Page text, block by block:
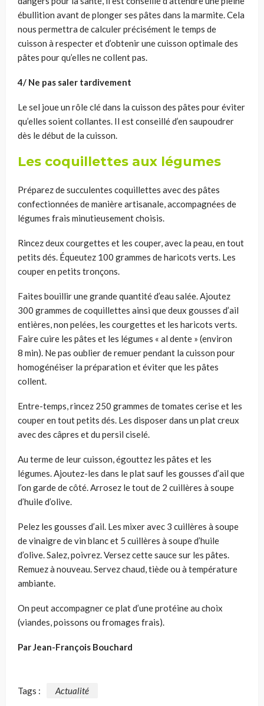
ébullition avant de plonger ses pâtes dans la marmite. Cela
nous permettra de calculer précisément le temps de
cuisson à respecter et d’obtenir une cuisson optimale des
pâtes pour qu’elles ne collent pas.
4/ Ne pas saler tardivement
Le sel joue un rôle clé dans la cuisson des pâtes pour éviter
qu’elles soient collantes. Il est conseillé d’en saupoudrer
dès le début de la cuisson.
Les coquillettes aux légumes
Préparez de succulentes coquillettes avec des pâtes
confectionnées de manière artisanale, accompagnées de
légumes frais minutieusement choisis.
Rincez deux courgettes et les couper, avec la peau, en tout
petits dés. Équeutez 100 grammes de haricots verts. Les
couper en petits tronçons.
Faites bouillir une grande quantité d’eau salée. Ajoutez
300 grammes de coquillettes ainsi que deux gousses d’ail
entières, non pelées, les courgettes et les haricots verts.
Faire cuire les pâtes et les légumes « al dente » (environ
8 min). Ne pas oublier de remuer pendant la cuisson pour
homogénéiser la préparation et éviter que les pâtes
collent.
Entre-temps, rincez 250 grammes de tomates cerise et les
couper en tout petits dés. Les disposer dans un plat creux
avec des câpres et du persil ciselé.
Au terme de leur cuisson, égouttez les pâtes et les
légumes. Ajoutez-les dans le plat sauf les gousses d’ail que
l’on garde de côté. Arrosez le tout de 2 cuillères à soupe
d’huile d’olive.
Pelez les gousses d’ail. Les mixer avec 3 cuillères à soupe
de vinaigre de vin blanc et 5 cuillères à soupe d’huile
d’olive. Salez, poivrez. Versez cette sauce sur les pâtes.
Remuez à nouveau. Servez chaud, tiède ou à température
ambiante.
On peut accompagner ce plat d’une protéine au choix
(viandes, poissons ou fromages frais).
Par Jean-François Bouchard
Tags : Actualité